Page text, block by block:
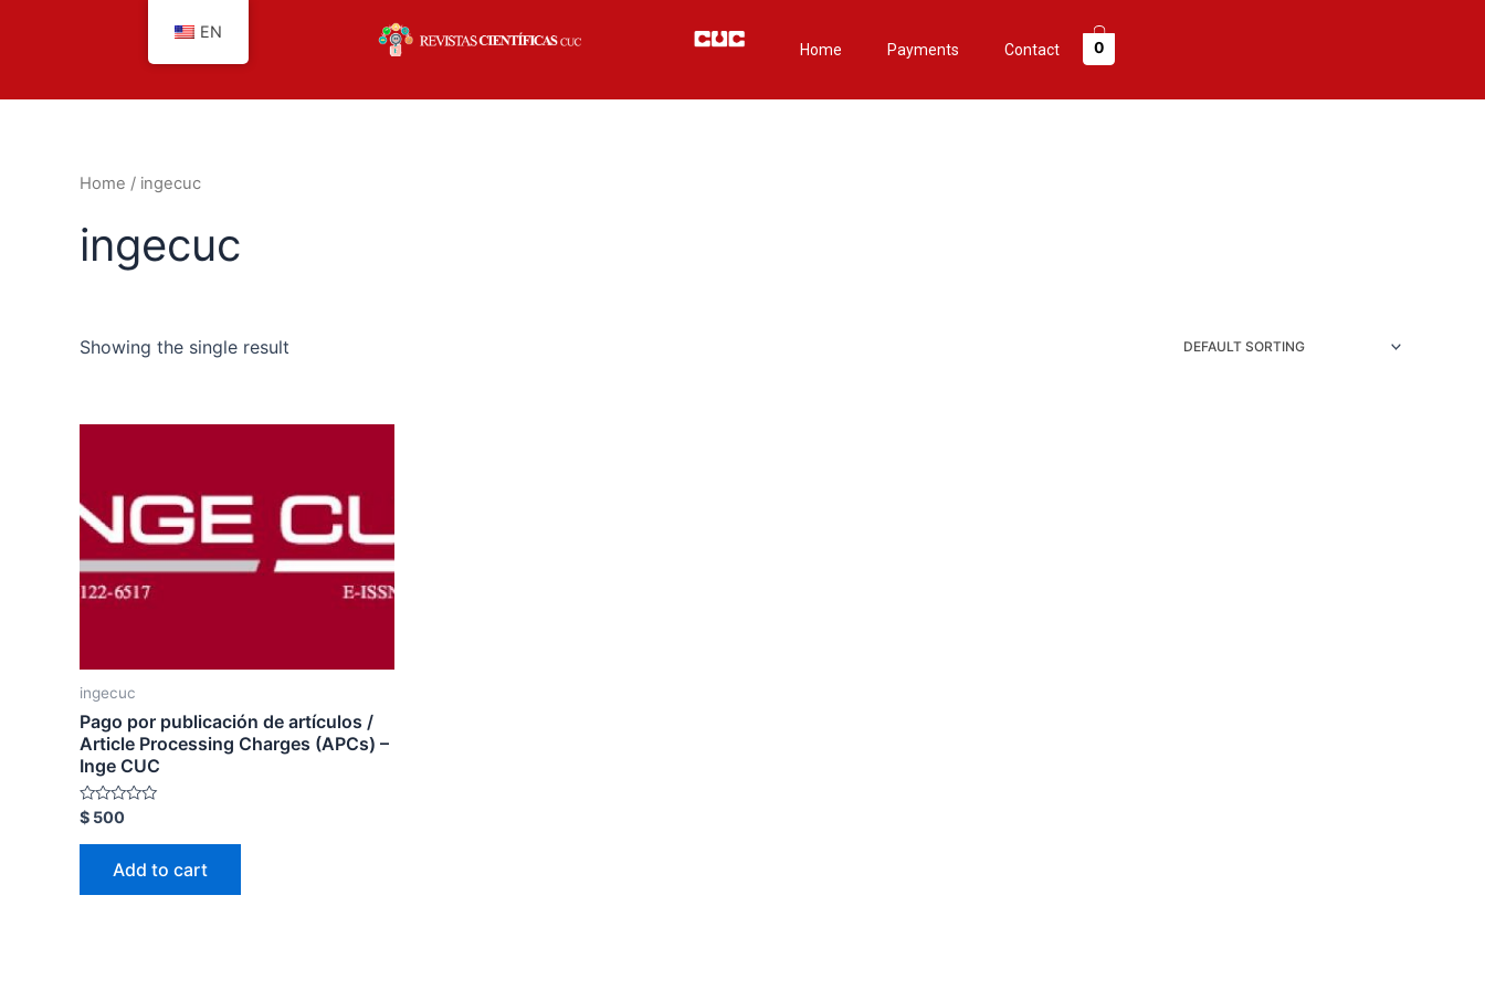
Home Payments Contact 0
Home / ingecuc
ingecuc
Showing the single result
ingecuc
Pago por publicación de artículos /
Article Processing Charges (APCs) –
Inge CUC
Rated
0
out
$ 500
Add to cart
EN